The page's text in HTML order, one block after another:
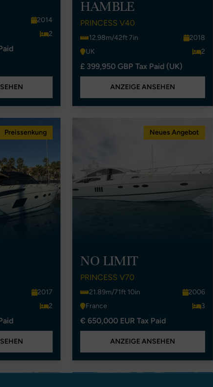
2014
2
HAMBLE
PRINCESS V40
12.98m/42ft 7in
2018
UK
2
£ 399,950 GBP Tax Paid (UK)
ANZEIGE ANSEHEN
Preissenkung
2017
2
Neues Angebot
NO LIMIT
PRINCESS V70
21.89m/71ft 10in
2006
France
3
€ 650,000 EUR Tax Paid
ANZEIGE ANSEHEN